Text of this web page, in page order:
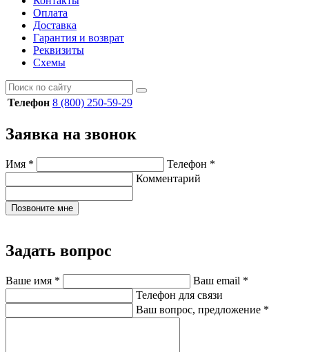
Оплата
Доставка
Гарантия и возврат
Реквизиты
Схемы
Телефон 8 (800) 250-59-29
Заявка на звонок
Имя * Телефон *
Комментарий
Позвоните мне
Задать вопрос
Ваше имя * Ваш email *
Телефон для связи
Ваш вопрос, предложение *